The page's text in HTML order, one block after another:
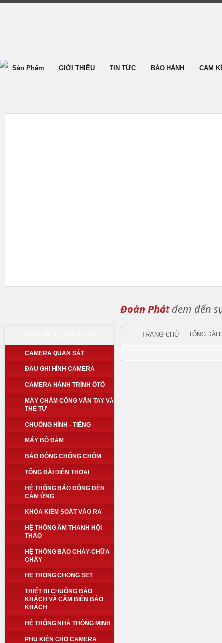
Sản Phẩm GIỚI THIỆU TIN TỨC BẢO HÀNH CAM
Đoàn Phátđem đến
CAMERA QUAN SÁT
ĐẦU GHI HÌNH CAMERA
CAMERA HÀNH TRÌNH ÔTÔ
MÁY CHẤM CÔNG VÂN TAY VÀ
THẺ TỪ
CHUÔNG HÌNH - TIẾNG
MÁY BỘ ĐÀM
BÁO ĐỘNG CHỐNG CHỘM
TỔNG ĐÀI ĐIỆN THOẠI
HỆ THỐNG BÁO ĐỘNG ĐÈN
CẢM ỨNG
KHÓA KIỂM SOÁT VÀO RA
HỆ THỐNG ÂM THANH HỘI
THẢO
HỆ THỐNG BÁO CHÁY-CHỮA
CHÁY
HỆ THỐNG CHỐNG SÉT
THIẾT BỊ CHUÔNG BÁO
KHÁCH VÀ CẢM BIẾN BÁO
KHÁCH
HỆ THỐNG NHÀ THÔNG MINH
PHỤ KIỆN CHO CAMERA
TRANG CHỦ TỔNG ĐÀI